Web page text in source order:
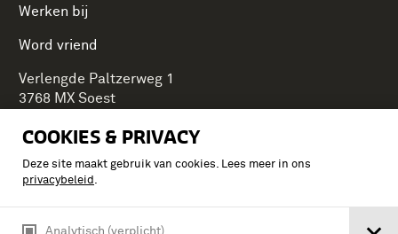
COOKIES & PRIVACY
Deze site maakt gebruik van cookies. Lees meer in ons
privacybeleid .
Analytisch (verplicht)
Werken bij
Word vriend
Verlengde Paltzerweg 1
3768 MX Soest
Onderdeel van Stichting Koninklijke Defensiemusea,